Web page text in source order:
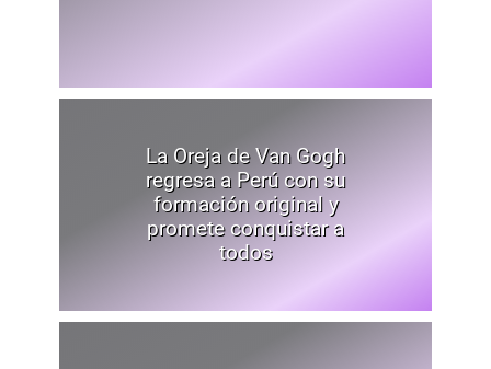
La Oreja de Van Gogh
regresa a Perú con su
formación original y
promete conquistar a
todos